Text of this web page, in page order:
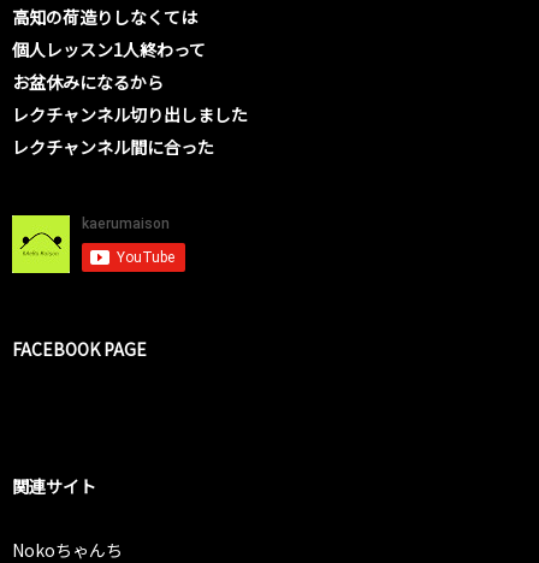
高知の荷造りしなくては
個人レッスン1人終わって
お盆休みになるから
レクチャンネル切り出しました
レクチャンネル間に合った
FACEBOOK PAGE
関連サイト
Nokoちゃんち